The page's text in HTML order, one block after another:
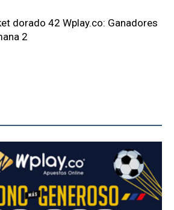
dorado 42 Wplay.co: Ganadores
2